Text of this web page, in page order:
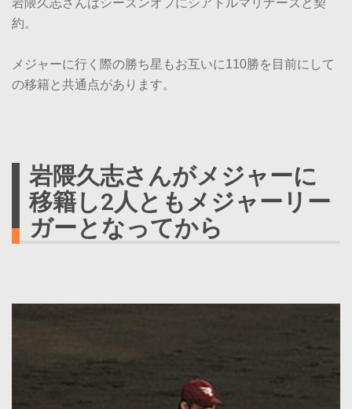
岩隈久志さんはシーズンオフにシアトルマリナーズと契
約。
メジャーに行く際の勝ち星もお互いに110勝を目前にして
の移籍と共通点があります。
岩隈久志さんがメジャーに
移籍し2人ともメジャーリー
ガーとなってから